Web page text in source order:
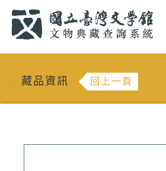
::: 藏品資訊 回上一頁